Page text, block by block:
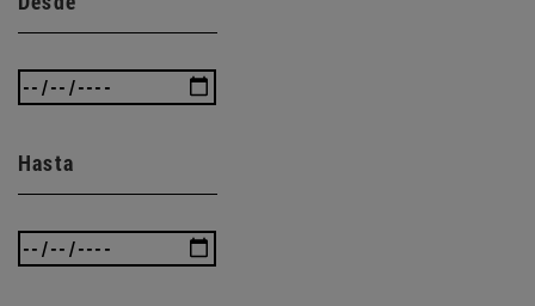
Hasta